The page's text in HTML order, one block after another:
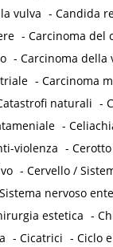
vulva -Candida
-Carcinoma del
-Carcinoma della
-Carcinoma
naturali -
-
violenza -
-Cervello /
nervoso
estetica -
-Cicatrici -Ciclo